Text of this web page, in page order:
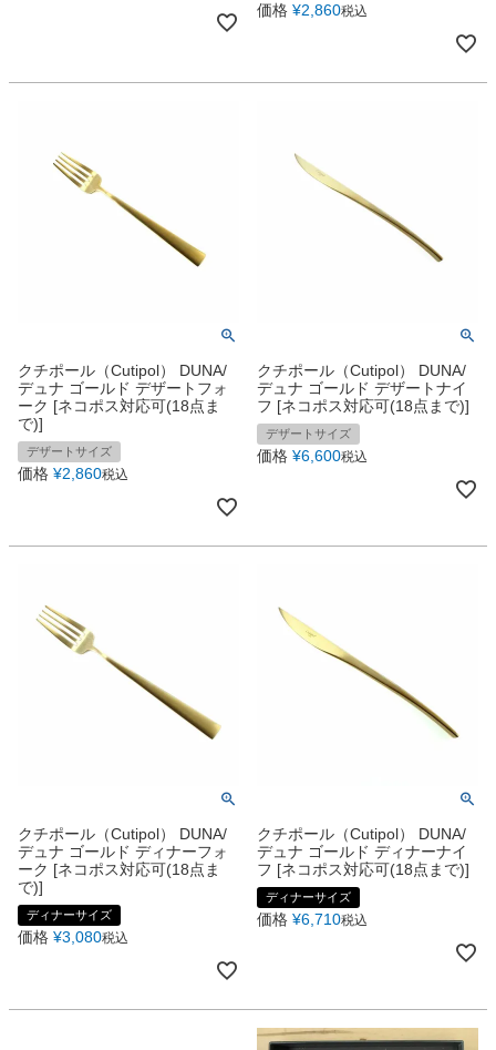
価格 ¥2,860税込
クチポール（Cutipol） DUNA/
デュナ ゴールド デザートフォ
ーク [ネコポス対応可(18点ま
で)]
デザートサイズ
価格 ¥2,860税込
クチポール（Cutipol） DUNA/
デュナ ゴールド デザートナイ
フ [ネコポス対応可(18点まで)]
デザートサイズ
価格 ¥6,600税込
クチポール（Cutipol） DUNA/
デュナ ゴールド ディナーフォ
ーク [ネコポス対応可(18点ま
で)]
ディナーサイズ
価格 ¥3,080税込
クチポール（Cutipol） DUNA/
デュナ ゴールド ディナーナイ
フ [ネコポス対応可(18点まで)]
ディナーサイズ
価格 ¥6,710税込